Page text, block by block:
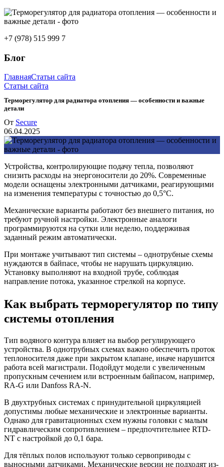
+7 (978) 515 999 7
Блог
ГлавнаяСтатьи сайта
Статьи сайта
Терморегулятор для радиатора отопления — особенности и важные
детали
От Secure
06.04.2025
Устройства, контролирующие подачу тепла, позволяют
снизить расходы на энергоносители до 20%. Современные
модели оснащены электронными датчиками, реагирующими
на изменения температуры с точностью до 0,5°C.
Механические варианты работают без внешнего питания, но
требуют ручной настройки. Электронные аналоги
программируются на сутки или неделю, поддерживая
заданный режим автоматически.
При монтаже учитывают тип системы – однотрубные схемы
нуждаются в байпасе, чтобы не нарушать циркуляцию.
Установку выполняют на входной трубе, соблюдая
направление потока, указанное стрелкой на корпусе.
Как выбрать терморегулятор по типу
системы отопления
Тип водяного контура влияет на выбор регулирующего
устройства. В однотрубных схемах важно обеспечить проток
теплоносителя даже при закрытом клапане, иначе нарушится
работа всей магистрали. Подойдут модели с увеличенным
пропускным сечением или встроенным байпасом, например,
RA-G или Danfoss RA-N.
В двухтрубных системах с принудительной циркуляцией
допустимы любые механические и электронные варианты.
Однако для гравитационных схем нужны головки с малым
гидравлическим сопротивлением – предпочтительнее RTD-
NT с настройкой до 0,1 бара.
Для тёплых полов используют только сервоприводы с
выносными датчиками. Механические версии не подходят из-